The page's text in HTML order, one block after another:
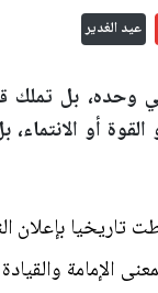
عيد الغدير
وحده، بل تملك
أو الانتماء،
تاريخيا
الإمامة والقيادة